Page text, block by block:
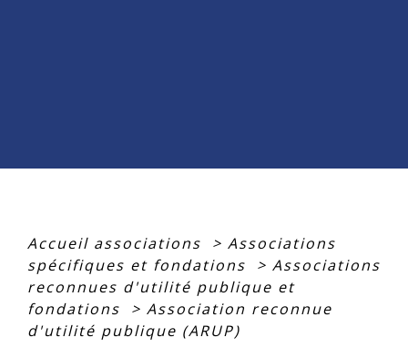
Accueil associations > Associations
spécifiques et fondations
> Associations
reconnues d'utilité publique et
fondations
> Association reconnue
d'utilité publique (ARUP)